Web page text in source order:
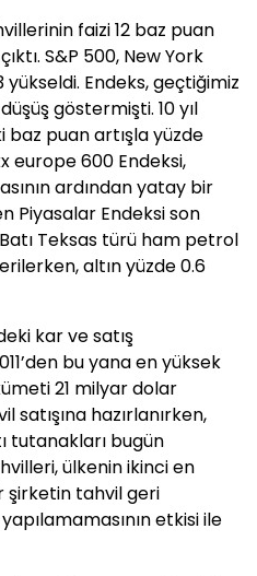
faizi 12 baz puan
S&P 500, New York
yükseldi. Endeks, geçtiğimiz
göstermişti. 10 yıl
baz puan artışla yüzde
europe 600 Endeksi,
ardından yatay bir
Piyasalar Endeksi son
Teksas türü ham petrol
altın yüzde 0.6
kar ve satış
bu yana en yüksek
21 milyar dolar
satışına hazırlanırken,
tutanakları bugün
ülkenin ikinci en
şirketin tahvil geri
etkisi ile